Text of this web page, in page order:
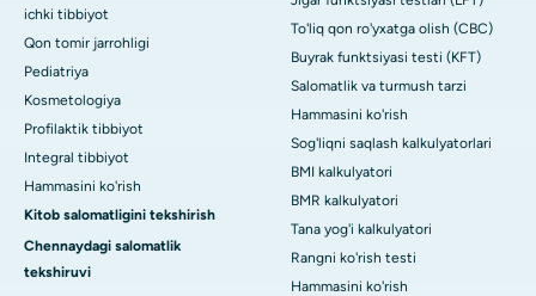
ichki tibbiyot
Qon tomir jarrohligi
Pediatriya
Kosmetologiya
Profilaktik tibbiyot
Integral tibbiyot
Hammasini ko'rish
Kitob salomatligini tekshirish
Chennaydagi salomatlik
tekshiruvi
To'liq qon ro'yxatga olish (CBC)
Buyrak funktsiyasi testi (KFT)
Salomatlik va turmush tarzi
Hammasini ko'rish
Sog'liqni saqlash kalkulyatorlari
BMI kalkulyatori
BMR kalkulyatori
Tana yog'i kalkulyatori
Rangni ko'rish testi
Hammasini ko'rish